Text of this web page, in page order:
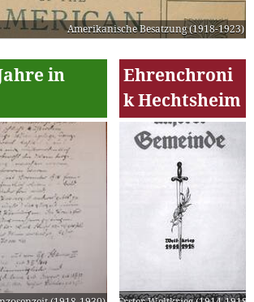
Amerikanische Besatzung (1918-1923)
in
Ehrenchroni
k Hechtsheim